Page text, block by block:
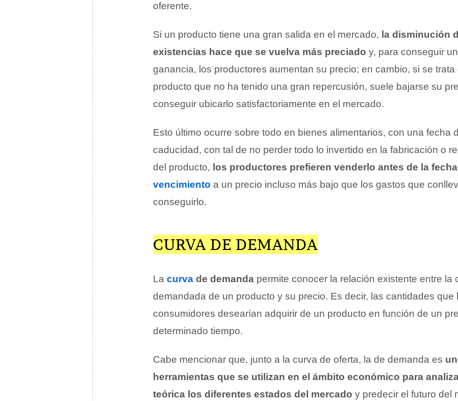
oferente.
Si un producto tiene una gran salida en el mercado, la disminución
existencias hace que se vuelva más preciado y, para conseguir
ganancia, los productores aumentan su precio; en cambio, si se trata
producto que no ha tenido una gran repercusión, suele bajarse su
conseguir ubicarlo satisfactoriamente en el mercado.
Esto último ocurre sobre todo en bienes alimentarios, con una fecha
caducidad, con tal de no perder todo lo invertido en la fabricación o
del producto, los productores prefieren venderlo antes de la
vencimiento a un precio incluso más bajo que los gastos que
conseguirlo.
CURVA DE DEMANDA
La curva de demanda permite conocer la relación existente entre la
demandada de un producto y su precio. Es decir, las cantidades que
consumidores desearían adquirir de un producto en función de un
determinado tiempo.
Cabe mencionar que, junto a la curva de oferta, la de demanda es
herramientas que se utilizan en el ámbito económico para
teórica los diferentes estados del mercado y predecir el futuro del